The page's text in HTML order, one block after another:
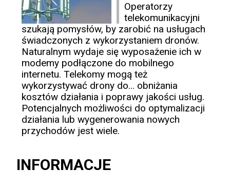
Operatorzy
telekomunikacyjni
szukają pomysłów, by zarobić na usługach
świadczonych z wykorzystaniem dronów.
Naturalnym wydaje się wyposażenie ich w
modemy podłączone do mobilnego
internetu. Telekomy mogą też
wykorzystywać drony do... obniżania
kosztów działania i poprawy jakości usług.
Potencjalnych możliwości do optymalizacji
działania lub wygenerowania nowych
przychodów jest wiele.
INFORMACJE